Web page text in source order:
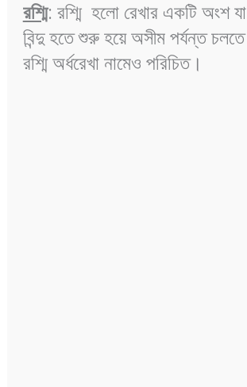
রশ্মি: রশ্মি হলো রেখার একটি অংশ
বিন্দু হতে শুরু হয়ে অসীম পর্যন্ত
রশ্মি অর্ধরেখা নামেও পরিচিত।